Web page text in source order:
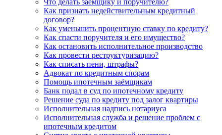
Что делать заемщику и поручителю?
Как признать недействительным кредитный
договор?
Как уменьшить процентную ставку по кредиту?
Как спасти поручителя и его имущество?
Как остановить исполнительное производство
Как провести реструктуризацию?
Как списать пени, штрафы?
Адвокат по кредитным спорам
Помощь ипотечным заёмщикам
Банк подал в суд по ипотечному кредиту
Решение суда по кредиту под залог квартиры
Исполнительная надпись нотариуса
Исполнительная служба и решение проблем с
ипотечным кредитом